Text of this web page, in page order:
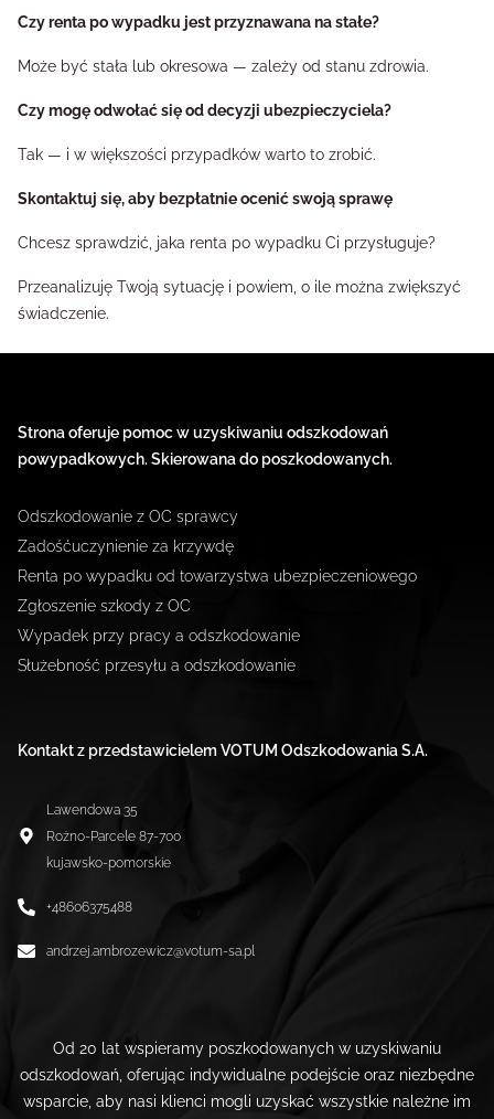
Czy renta po wypadku jest przyznawana na stałe?
Może być stała lub okresowa — zależy od stanu zdrowia.
Czy mogę odwołać się od decyzji ubezpieczyciela?
Tak — i w większości przypadków warto to zrobić.
Skontaktuj się, aby bezpłatnie ocenić swoją sprawę
Chcesz sprawdzić, jaka renta po wypadku Ci przysługuje?
Przeanalizuję Twoją sytuację i powiem, o ile można zwiększyć
świadczenie.
Od 20 lat wspieramy poszkodowanych w uzyskiwaniu
odszkodowań, oferując indywidualne podejście oraz niezbędne
wsparcie, aby nasi klienci mogli uzyskać wszystkie należne im
Kontakt z przedstawicielem VOTUM Odszkodowania S.A.
Lawendowa 35
Rożno-Parcele 87-700
kujawsko-pomorskie
+48606375488
andrzej.ambrozewicz@votum-sa.pl
Strona oferuje pomoc w uzyskiwaniu odszkodowań
powypadkowych. Skierowana do poszkodowanych.
Odszkodowanie z OC sprawcy
Zadośćuczynienie za krzywdę
Renta po wypadku od towarzystwa ubezpieczeniowego
Zgłoszenie szkody z OC
Wypadek przy pracy a odszkodowanie
Służebność przesyłu a odszkodowanie